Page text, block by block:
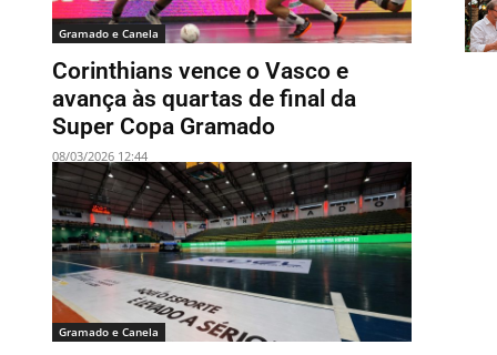
Gramado e Canela
Corinthians vence o Vasco e
avança às quartas de final da
Super Copa Gramado
08/03/2026 12:44
Gramado e Canela